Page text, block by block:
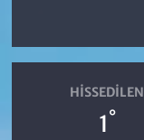
HISSEDILEN
1°